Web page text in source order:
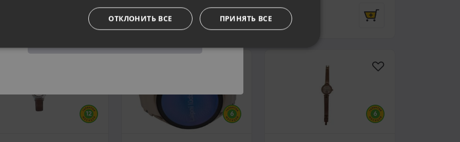
120.00€
От 5.46 €/мес.
35.00
ПРИНЯТЬ ВСЕ
ОТКЛОНИТЬ ВСЕ